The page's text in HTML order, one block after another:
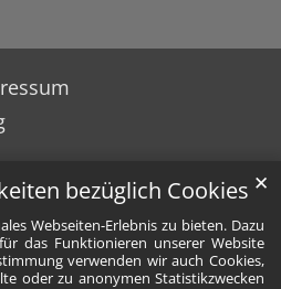
bezüglich Cookies
Webseiten-Erlebnis zu bieten. Dazu
das Funktionieren unserer Website
verwenden wir auch Cookies,
oder zu anonymen Statistikzwecken
✕